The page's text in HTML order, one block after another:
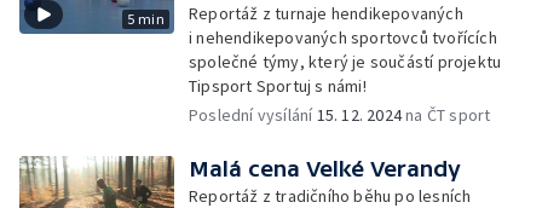
5 min
Reportáž z turnaje hendikepovaných
i nehendikepovaných sportovců tvořících
společné týmy, který je součástí projektu
Tipsport Sportuj s námi!
Poslední vysílání15. 12. 2024na ČT sport
Malá cena Velké Verandy
Reportáž z tradičního běhu po lesních